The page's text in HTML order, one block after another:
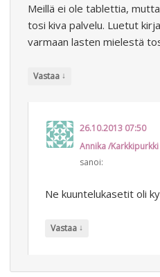
Meillä ei ole tablettia,
tosi kiva palvelu. Luetut
varmaan lasten mielestä
Vastaa ↓
26.10.2013 07:50
Annika /Karkkipurkki
sanoi:
Ne kuuntelukasetit oli
Vastaa ↓